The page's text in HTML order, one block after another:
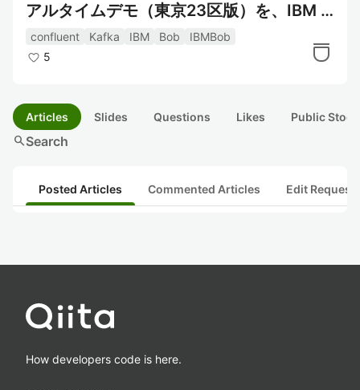
アルタイムデモ（東京23区版）を、IBM B
ob を使って構築しました Ver.2
confluent Kafka IBM Bob
IBMBob
5
Articles Slides Questions Likes Public
searchSearch
Posted Articles Commented Articles Edit
How developers code is here.